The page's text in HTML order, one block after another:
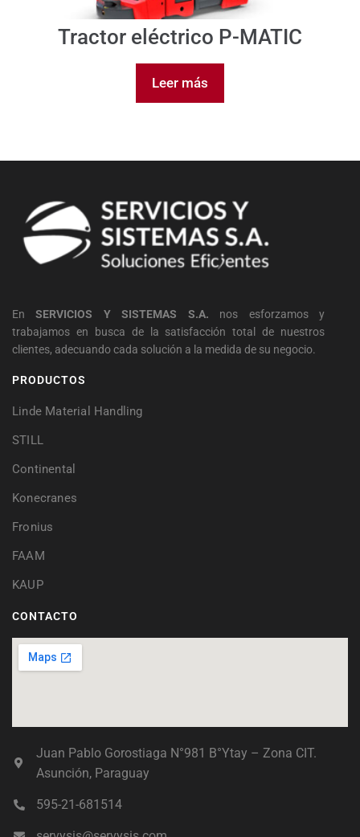
Tractor eléctrico P-MATIC
Leer más
EnSERVICIOS Y SISTEMAS S.A. nos esforzamos y
trabajamos en busca de la satisfacción total de nuestros
clientes, adecuando cada solución a la medida de su negocio.
PRODUCTOS
Linde Material Handling
STILL
Continental
Konecranes
Fronius
FAAM
KAUP
CONTACTO
Juan Pablo Gorostiaga N°981 B°Ytay – Zona CIT.
Asunción, Paraguay
595-21-681514